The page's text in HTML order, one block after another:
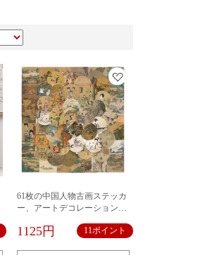
61枚の中国人物古画ステッカ
ー、アートデコレーション、
ッカー、かわいい手帳用ステ
1125円 11ポイント